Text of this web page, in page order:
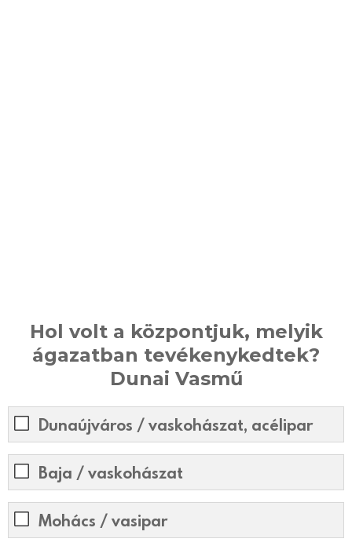
Hol volt a központjuk, melyik
ágazatban tevékenykedtek?
Dunai Vasmű
Dunaújváros / vaskohászat, acélipar
Baja / vaskohászat
Mohács / vasipar